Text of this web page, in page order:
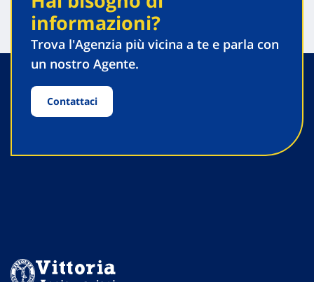
informazioni?
Trova l'Agenzia più vicina a te e parla con
un nostro Agente.
Contattaci